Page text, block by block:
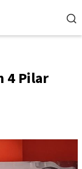
4 Pilar